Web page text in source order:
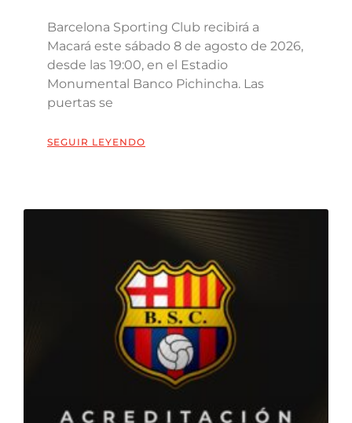
Barcelona Sporting Club recibirá a
Macará este sábado 8 de agosto de 2026,
desde las 19:00, en el Estadio
Monumental Banco Pichincha. Las
puertas se
SEGUIR LEYENDO